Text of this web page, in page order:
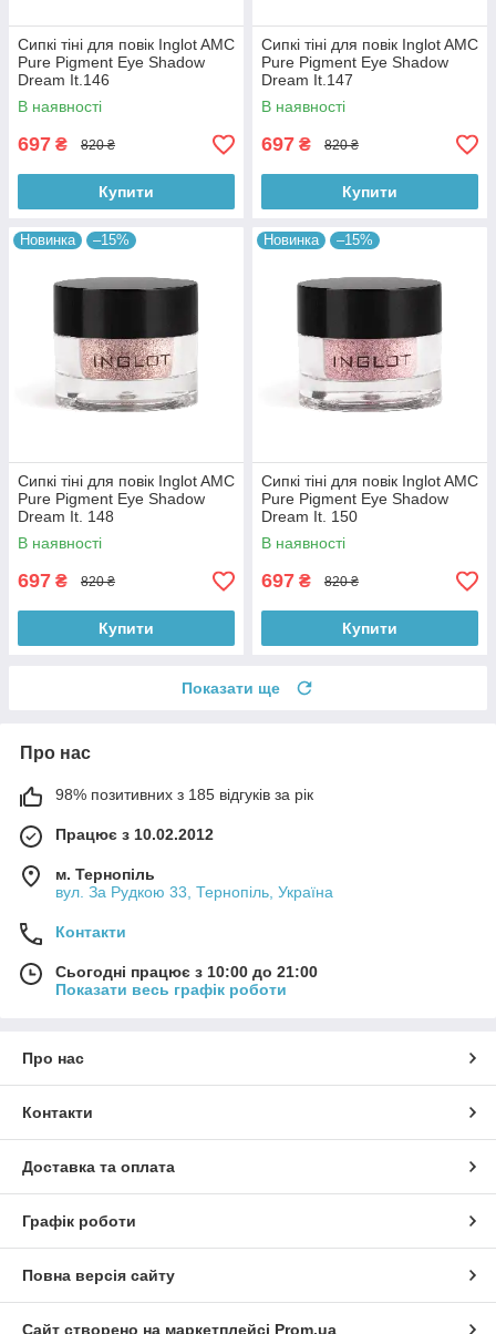
Сипкі тіні для повік Inglot AMC
Pure Pigment Eye Shadow
Dream It.146
В наявності
697 ₴ 820 ₴
Купити
Сипкі тіні для повік Inglot AMC
Pure Pigment Eye Shadow
Dream It.147
В наявності
697 ₴ 820 ₴
Купити
Новинка –15%
Сипкі тіні для повік Inglot AMC
Pure Pigment Eye Shadow
Dream It. 148
В наявності
697 ₴ 820 ₴
Купити
Новинка –15%
Сипкі тіні для повік Inglot AMC
Pure Pigment Eye Shadow
Dream It. 150
В наявності
697 ₴ 820 ₴
Купити
Показати ще
Про нас
98% позитивних з 185 відгуків за рік
Працює з 10.02.2012
м. Тернопіль
вул. За Рудкою 33, Тернопіль, Україна
Контакти
Сьогодні працює з 10:00 до 21:00
Показати весь графік роботи
Про нас
Контакти
Доставка та оплата
Графік роботи
Повна версія сайту
Сайт створено на маркетплейсі Prom.ua